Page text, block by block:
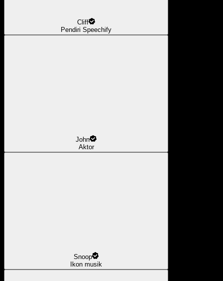
Cliff
Pendiri Speechify
John
Aktor
Snoop
Ikon musik